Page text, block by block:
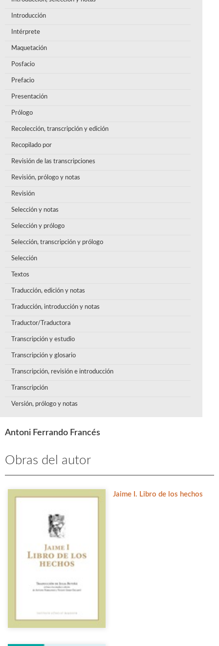
Introducción
Intérprete
Maquetación
Posfacio
Prefacio
Presentación
Prólogo
Recolección, transcripción y edición
Recopilado por
Revisión de las transcripciones
Revisión, prólogo y notas
Revisión
Selección y notas
Selección y prólogo
Selección, transcripción y prólogo
Selección
Textos
Traducción, edición y notas
Traducción, introducción y notas
Traductor/Traductora
Transcripción y estudio
Transcripción y glosario
Transcripción, revisión e introducción
Transcripción
Versión, prólogo y notas
Antoni Ferrando Francés
Obras del autor
Jaime I. Libro de los hechos